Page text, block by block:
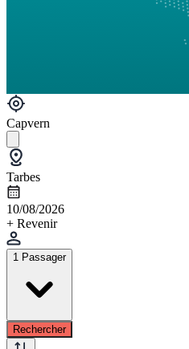
Capvern
Tarbes
10/08/2026
+ Revenir
1 Passager
Rechercher